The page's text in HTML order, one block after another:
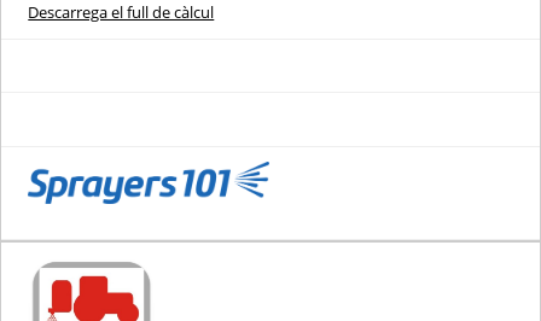
Descarrega el full de càlcul